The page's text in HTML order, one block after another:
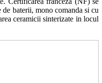
de baterii, mono comanda si cu
ceramicii sinterizate in locul